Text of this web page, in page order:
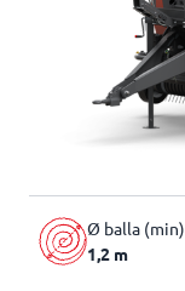
Ø balla (min)
1,2 m